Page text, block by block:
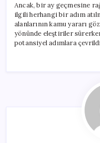
Ancak, bir ay geçmesine
ilgili herhangi bir adım
alanlarının kamu yararı
yönünde eleştiriler
potansiyel adımlara